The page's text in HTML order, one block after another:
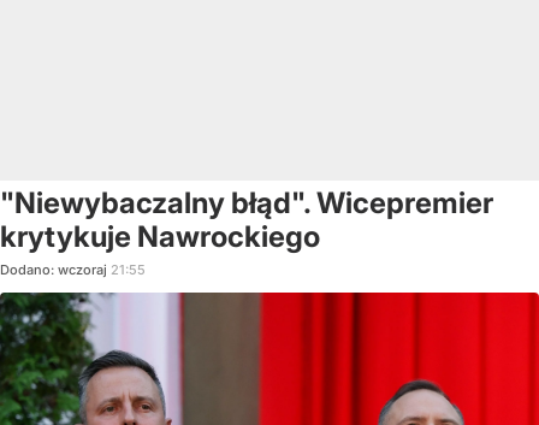
"Niewybaczalny błąd". Wicepremier
krytykuje Nawrockiego
Dodano: wczoraj 21:55